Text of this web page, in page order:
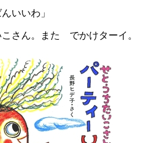
いいわ」
さん。また でかけターイ。